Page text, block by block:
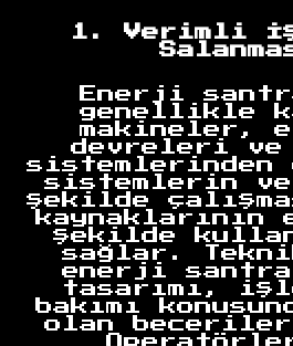
1. Verimli
Enerji
genellikle
makineler,
devreleri ve
sistemlerinden
sistemlerin
şekilde
şekilde
sağlar.
enerji
tasarımı,
bakımı
olan